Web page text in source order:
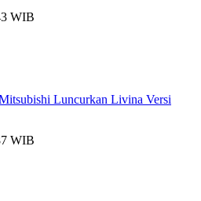
WIB
Luncurkan Livina Versi
WIB